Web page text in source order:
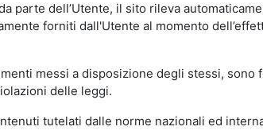
parte dell’Utente, il sito rileva
forniti dall'Utente al momento
messi a disposizione degli stessi, sono
delle leggi.
tutelati dalle norme nazionali ed